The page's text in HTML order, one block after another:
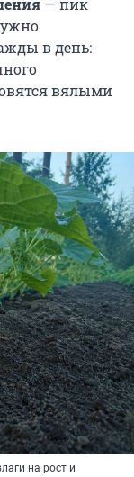
— пик
в день:
вялыми
на рост и